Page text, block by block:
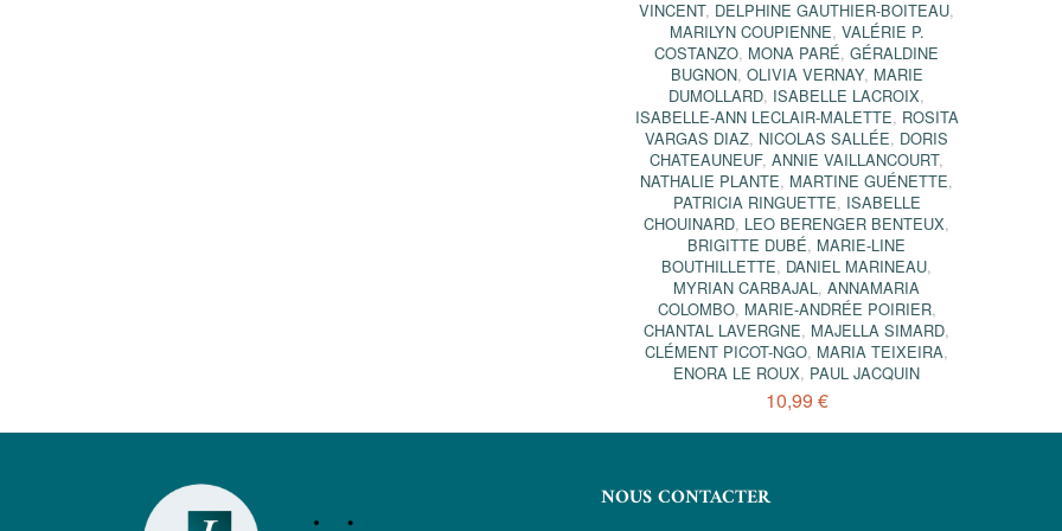
VINCENT, DELPHINE GAUTHIER-BOITEAU,
MARILYN COUPIENNE, VALÉRIE P.
COSTANZO, MONA PARÉ, GÉRALDINE
BUGNON, OLIVIA VERNAY, MARIE
DUMOLLARD, ISABELLE LACROIX,
ISABELLE-ANN LECLAIR-MALETTE, ROSITA
VARGAS DIAZ, NICOLAS SALLÉE, DORIS
CHATEAUNEUF, ANNIE VAILLANCOURT,
NATHALIE PLANTE, MARTINE GUÉNETTE,
PATRICIA RINGUETTE, ISABELLE
CHOUINARD, LEO BERENGER BENTEUX,
BRIGITTE DUBÉ, MARIE-LINE
BOUTHILLETTE, DANIEL MARINEAU,
MYRIAN CARBAJAL , ANNAMARIA
COLOMBO, MARIE-ANDRÉE POIRIER,
CHANTAL LAVERGNE, MAJELLA SIMARD,
CLÉMENT PICOT-NGO, MARIA TEIXEIRA,
ENORA LE ROUX, PAUL JACQUIN
10,99 €
NOUS CONTACTER